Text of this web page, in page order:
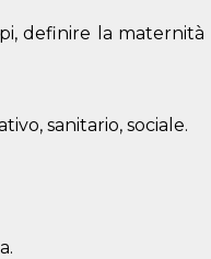
definire la maternità
sanitario, sociale.